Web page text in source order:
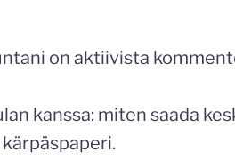
on aktiivista
kanssa: miten saada